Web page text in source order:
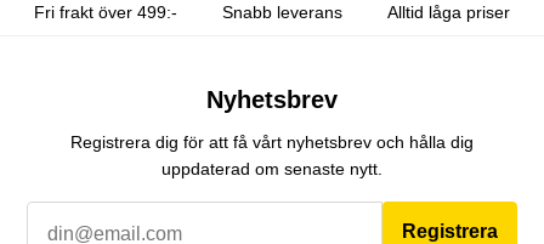
Fri frakt över 499:- Snabb leverans Alltid låga priser
Nyhetsbrev
Registrera dig för att få vårt nyhetsbrev och hålla dig
uppdaterad om senaste nytt.
Registrera